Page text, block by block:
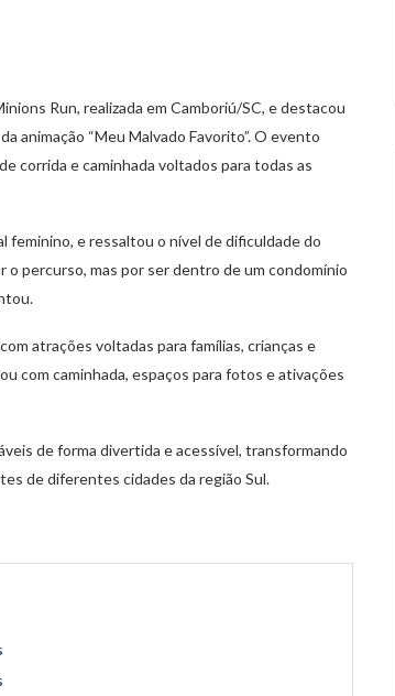
Run, realizada em Camboriú/SC, e destacou
animação “Meu Malvado Favorito”. O evento
corrida e caminhada voltados para todas as
feminino, e ressaltou o nível de dificuldade do
percurso, mas por ser dentro de um condomínio
atrações voltadas para famílias, crianças e
com caminhada, espaços para fotos e ativações
de forma divertida e acessível, transformando
de diferentes cidades da região Sul.